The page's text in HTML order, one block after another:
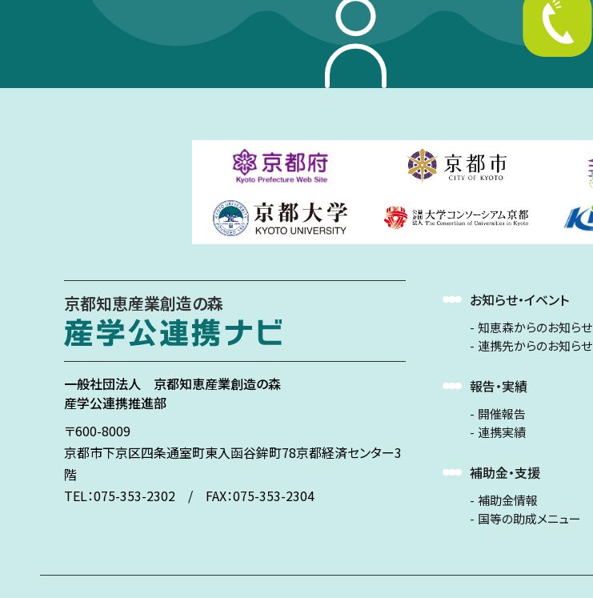
京都知恵産業創造の森
一般社団法人 京都知恵産業創造の森
産学公連携推進部
〒600-8009
京都市下京区四条通室町東入函谷鉾町78京都経済センター3
階
TEL：075-353-2302 / FAX：075-353-2304
お知らせ・イベント
知恵森からのお知らせ
連携先からのお知らせ
報告・実績
開催報告
連携実績
補助金・支援
補助金情報
国等の助成メニュー